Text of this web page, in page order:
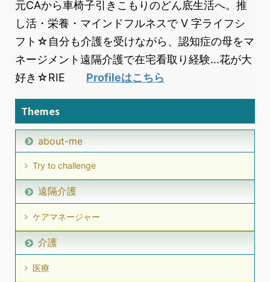
元CAから車椅子引きこもりのどん底生活へ。推
し活・栄養・マインドフルネスで V 字ライフシ
フト☆自分も介護を受けながら、認知症の母をマ
ネージメント遠隔介護で在宅看取り経験…花が大
好き☆RIE Profileはこちら
Themes
about-me
Try to challenge
遠隔介護
ケアマネージャー
介護
医療